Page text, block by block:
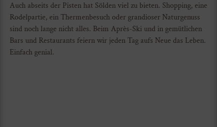
Auch abseits der Pisten hat Sölden viel zu bieten. Shopping, eine
Rodelpartie, ein Thermenbesuch oder grandioser Naturgenuss
sind noch lange nicht alles. Beim Après-Ski und in gemütlichen
Bars und Restaurants feiern wir jeden Tag aufs Neue das Leben.
Einfach genial.